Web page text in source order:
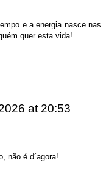
e a energia nasce nas
quer esta vida!
at 20:53
não é d´agora!